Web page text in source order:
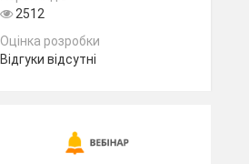
2512
Оцінка розробки
Відгуки відсутні